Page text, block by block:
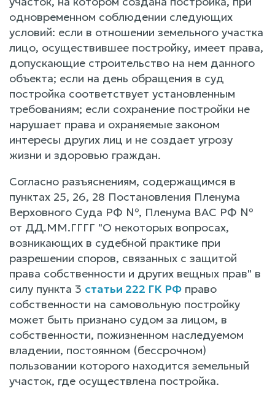
одновременном соблюдении следующих
условий: если в отношении земельного участка
лицо, осуществившее постройку, имеет права,
допускающие строительство на нем данного
объекта; если на день обращения в суд
постройка соответствует установленным
требованиям; если сохранение постройки не
нарушает права и охраняемые законом
интересы других лиц и не создает угрозу
жизни и здоровью граждан.
Согласно разъяснениям, содержащимся в
пунктах 25, 26, 28 Постановления Пленума
Верховного Суда РФ №, Пленума ВАС РФ №
от ДД.ММ.ГГГГ "О некоторых вопросах,
возникающих в судебной практике при
разрешении споров, связанных с защитой
права собственности и других вещных прав" в
силу пункта 3 статьи 222 ГК РФ право
собственности на самовольную постройку
может быть признано судом за лицом, в
собственности, пожизненном наследуемом
владении, постоянном (бессрочном)
пользовании которого находится земельный
участок, где осуществлена постройка.